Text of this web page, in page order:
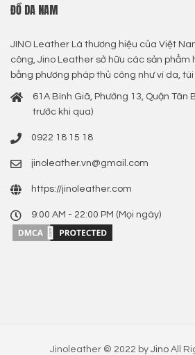
ĐỒ DA NAM
JINO Leather Là thương hiệu của Việt
công, Jino Leather sở hữu các sản phẩm
bằng phương pháp thủ công như ví da,
61A Bình Giã, Phường 13, Quận Tân
trước khi qua)
0922 18 15 18
jinoleather.vn@gmail.com
https://jinoleather.com
9:00 AM - 22:00 PM (Mọi ngày)
Jinoleather © 2022 by JinoAll